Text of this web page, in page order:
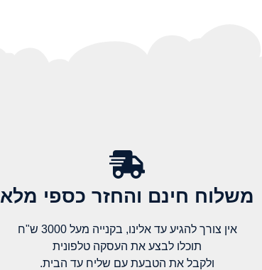
משלוח חינם והחזר כספי מלא​
אין צורך להגיע עד אלינו, בקנייה מעל 3000 ש"ח
תוכלו לבצע את העסקה טלפונית
ולקבל את הטבעת עם שליח עד הבית.